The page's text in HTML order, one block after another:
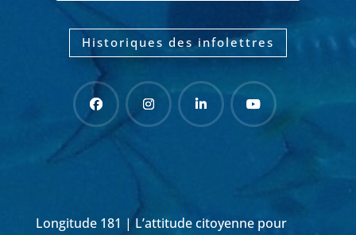
Historiques des infolettres
Longitude 181 | L’attitude citoyenne pour